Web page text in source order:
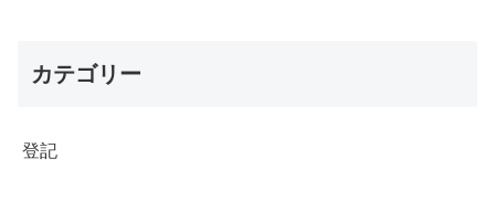
カテゴリー
登記